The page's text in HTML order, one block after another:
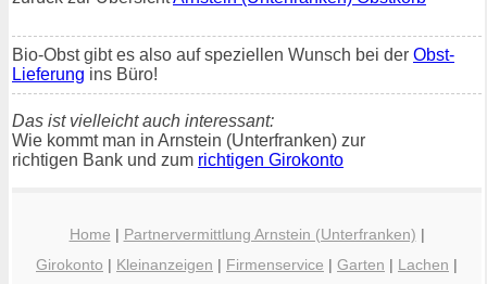
Bio-Obst gibt es also auf speziellen Wunsch bei der Obst-
Lieferung ins Büro!
Das ist vielleicht auch interessant:
Wie kommt man in Arnstein (Unterfranken) zur
richtigen Bank und zum richtigen Girokonto
Home | Partnervermittlung Arnstein (Unterfranken) |
Girokonto | Kleinanzeigen | Firmenservice | Garten | Lachen |